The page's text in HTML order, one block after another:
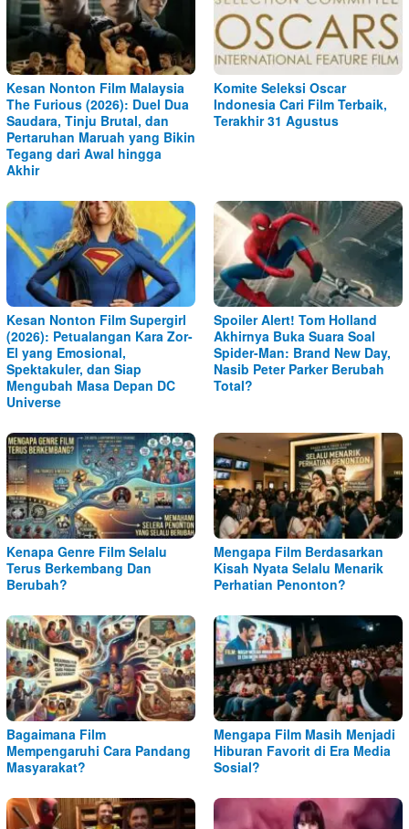
Kesan Nonton Film Malaysia
The Furious (2026): Duel Dua
Saudara, Tinju Brutal, dan
Pertaruhan Maruah yang Bikin
Tegang dari Awal hingga
Akhir
Komite Seleksi Oscar
Indonesia Cari Film Terbaik,
Terakhir 31 Agustus
Kesan Nonton Film Supergirl
(2026): Petualangan Kara Zor-
El yang Emosional,
Spektakuler, dan Siap
Mengubah Masa Depan DC
Universe
Spoiler Alert! Tom Holland
Akhirnya Buka Suara Soal
Spider-Man: Brand New Day,
Nasib Peter Parker Berubah
Total?
Kenapa Genre Film Selalu
Terus Berkembang Dan
Berubah?
Mengapa Film Berdasarkan
Kisah Nyata Selalu Menarik
Perhatian Penonton?
Bagaimana Film
Mempengaruhi Cara Pandang
Masyarakat?
Mengapa Film Masih Menjadi
Hiburan Favorit di Era Media
Sosial?